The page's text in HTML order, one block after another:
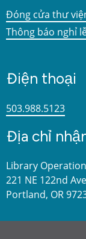
Đóng cửa thư
Thông báo nghỉ
Điện thoại
503.988.5123
Địa chỉ
Library
221 NE 122nd
Portland, OR